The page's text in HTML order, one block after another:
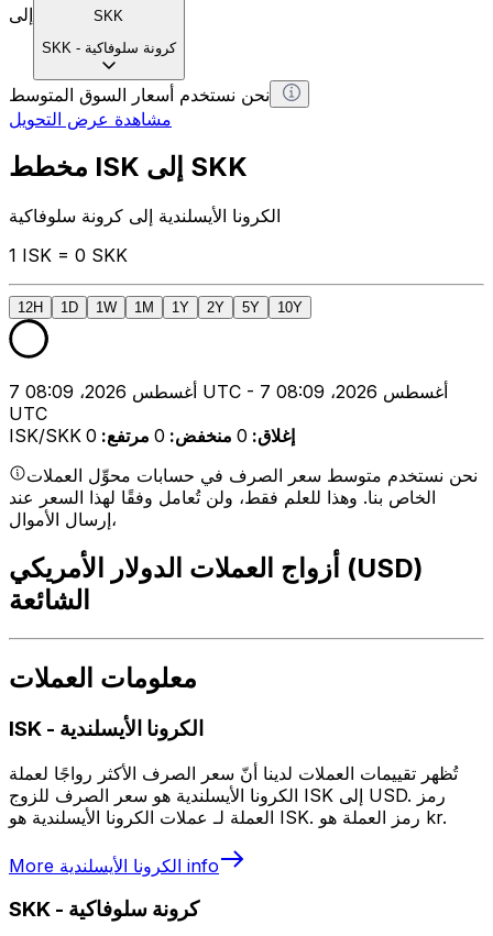
إلى
SKK
SKK - كرونة سلوفاكية
نحن نستخدم أسعار السوق المتوسط
مشاهدة عرض التحويل
مخطط ISK إلى SKK
الكرونا الأيسلندية إلى كرونة سلوفاكية
1 ISK = 0 SKK
12H 1D 1W 1M 1Y 2Y 5Y 10Y
7 أغسطس 2026، 08:09 UTC - 7 أغسطس 2026، 08:09
UTC
ISK/SKK
إغلاق:
0 منخفض:
0 مرتفع:
0
نحن نستخدم متوسط سعر الصرف في حسابات محوِّل العملات
الخاص بنا. وهذا للعلم فقط، ولن تُعامل وفقًا لهذا السعر عند
إرسال الأموال،
أزواج العملات الدولار الأمريكي (USD)
الشائعة
معلومات العملات
ISK - الكرونا الأيسلندية
تُظهر تقييمات العملات لدينا أنّ سعر الصرف الأكثر رواجًا لعملة
الكرونا الأيسلندية هو سعر الصرف للزوج ISK إلى USD. رمز
العملة لـ عملات الكرونا الأيسلندية هو ISK. رمز العملة هو kr.
More الكرونا الأيسلندية info
SKK - كرونة سلوفاكية